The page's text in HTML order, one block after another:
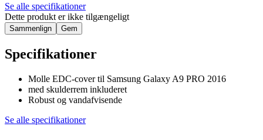
Se alle specifikationer
Dette produkt er ikke tilgængeligt
Sammenlign Gem
Specifikationer
Molle EDC-cover til Samsung Galaxy A9 PRO 2016
med skulderrem inkluderet
Robust og vandafvisende
Se alle specifikationer